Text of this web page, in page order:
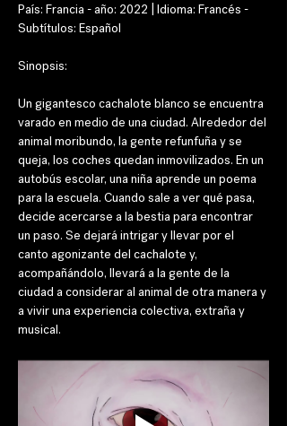
País: Francia - año: 2022 | Idioma: Francés -
Subtítulos: Español
Sinopsis:
Un gigantesco cachalote blanco se encuentra
varado en medio de una ciudad. Alrededor del
animal moribundo, la gente refunfuña y se
queja, los coches quedan inmovilizados. En un
autobús escolar, una niña aprende un poema
para la escuela. Cuando sale a ver qué pasa,
decide acercarse a la bestia para encontrar
un paso. Se dejará intrigar y llevar por el
canto agonizante del cachalote y,
acompañándolo, llevará a la gente de la
ciudad a considerar al animal de otra manera y
a vivir una experiencia colectiva, extraña y
musical.